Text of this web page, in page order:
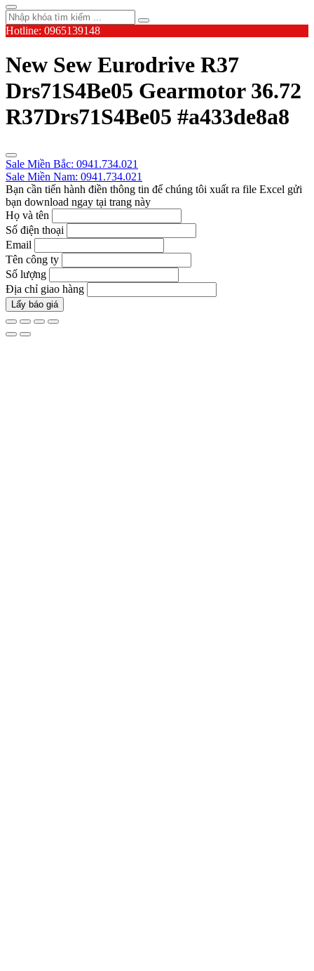
Hotline: 0965139148
New Sew Eurodrive R37
Drs71S4Be05 Gearmotor 36.72
R37Drs71S4Be05 #a433de8a8
Sale Miền Bắc: 0941.734.021
Sale Miền Nam: 0941.734.021
Bạn cần tiến hành điền thông tin để chúng tôi xuất ra file Excel gửi
bạn download ngay tại trang này
Họ và tên
Số điện thoại
Email
Tên công ty
Số lượng
Địa chỉ giao hàng